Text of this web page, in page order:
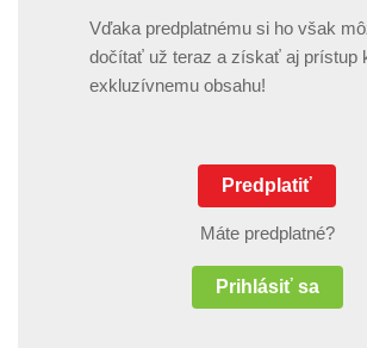
Vďaka predplatnému si ho však
dočítať už teraz a získať aj prístup
exkluzívnemu obsahu!
Predplatiť
Máte predplatné?
Prihlásiť sa